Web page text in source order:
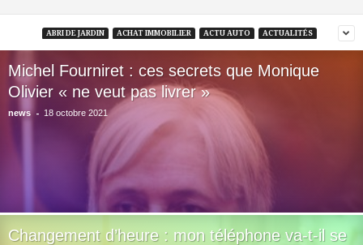
ABRI DE JARDIN ACHAT IMMOBILIER ACTU AUTO ACTUALITÉS
Michel Fourniret : ces secrets que Monique
Olivier « ne veut pas livrer »
news - 18 octobre 2021
Changement d’heure : mon téléphone va-t-il se